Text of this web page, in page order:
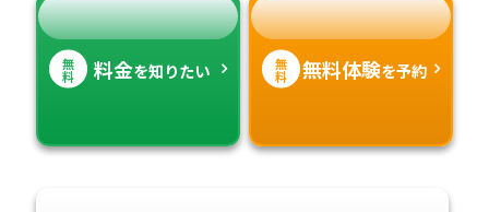
無
料 料金を知りたい 無
料 無料体験を予約